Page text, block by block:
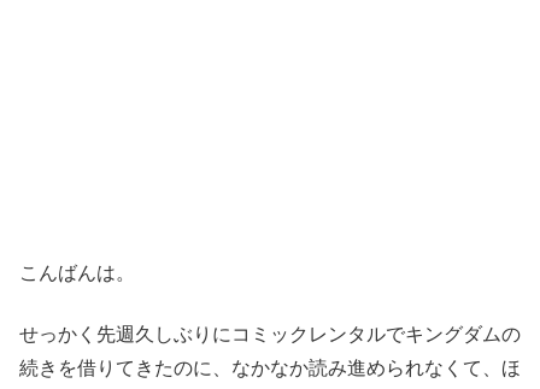
こんばんは。
せっかく先週久しぶりにコミックレンタルでキングダムの
続きを借りてきたのに、なかなか読み進められなくて、ほ